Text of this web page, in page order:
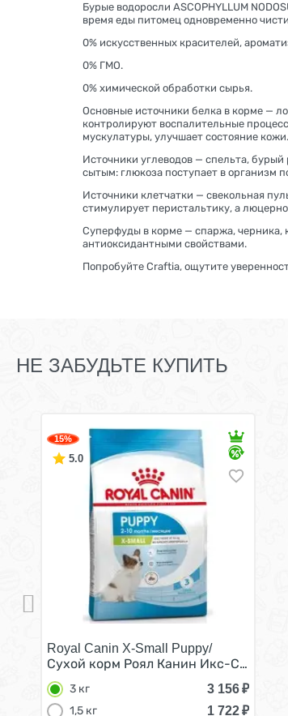
Бурые водоросли ASCOPHYLLUM
время еды питомец одновременно
0% искусственных красителей,
0% ГМО.
0% химической обработки сырья.
Основные источники белка в корме —
контролируют воспалительные
мускулатуры, улучшает состояние кожи.
Источники углеводов — спельта,
сытым: глюкоза поступает в организм
Источники клетчатки — свекольная
стимулирует перистальтику, а
Суперфуды в корме — спаржа, черника,
антиоксидантными свойствами.
Попробуйте Craftia, ощутите
НЕ ЗАБУДЬТЕ КУПИТЬ
15%
5.0
Royal Canin X-Small Puppy/
Сухой корм Роял Канин Икс-Смолл
3 кг 3 156₽
1,5 кг
1 722₽